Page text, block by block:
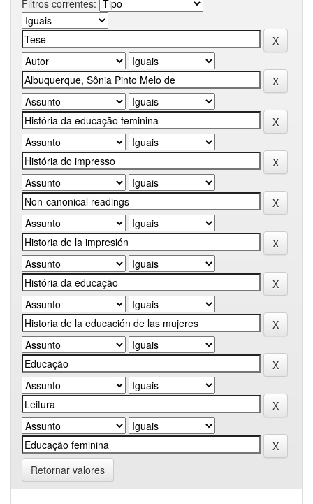
Filtros correntes:
Retornar valores